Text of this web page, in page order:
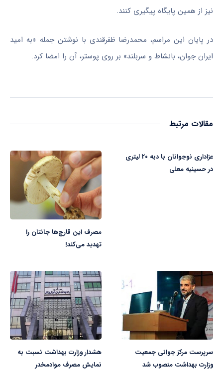
نیز از همین پایگاه پیگیری کنند.
در پایان این مراسم، محمدرضا ظفرقندی با نوشتن جمله «به امید
ایران جوان، بانشاط و سربلند» بر روی پوستر، آن را امضا کرد.
مقالات مرتبط
عزاداری نوجوانان با دبه ۲۰ لیتری
در حسینیه معلی
مصرف این قارچ‌ها جانتان را
تهدید می‌کند!
سرپرست مرکز جوانی جمعیت
وزارت بهداشت منصوب شد
هشدار وزارت بهداشت نسبت به
نمایش مصرف موادمخدر